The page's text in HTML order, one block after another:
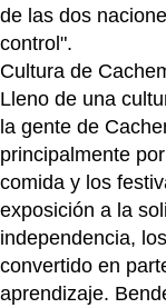
de las dos
control".
Cultura de
Lleno de una
la gente de
principalmente
comida y los
exposición a la
independencia,
convertido en
aprendizaje.